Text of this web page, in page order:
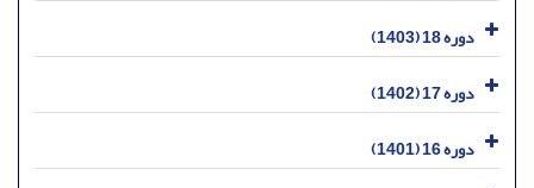
دوره 18 (1403)
دوره 17 (1402)
دوره 16 (1401)